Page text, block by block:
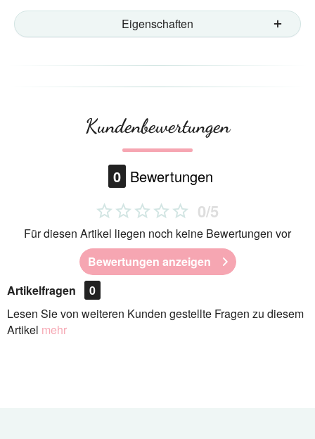
Eigenschaften
Kundenbewertungen
0 Bewertungen
0/5
Für diesen Artikel liegen noch keine Bewertungen vor
Bewertungen anzeigen
Artikelfragen
0
Lesen Sie von weiteren Kunden gestellte Fragen zu diesem
Artikel mehr